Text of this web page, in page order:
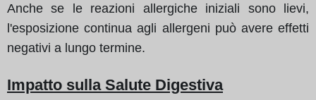
Anche se le reazioni allergiche iniziali sono lievi,
l'esposizione continua agli allergeni può avere effetti
negativi a lungo termine.
Impatto sulla Salute Digestiva